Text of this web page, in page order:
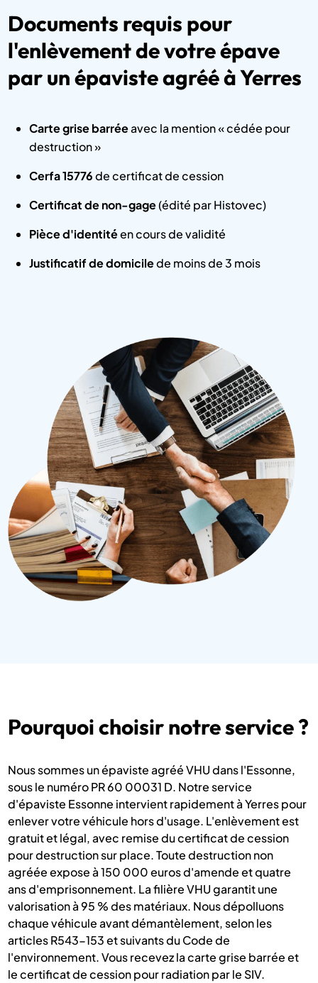
Documents requis pour
l'enlèvement de votre épave
par un épaviste agréé à Yerres
Carte grise barréeavec la mention « cédée pour
destruction »
Cerfa 15776de certificat de cession
Certificat de non-gage(édité par Histovec)
Pièce d'identitéen cours de validité
Justificatif de domicilede moins de 3 mois
Pourquoi choisir notre service ?
Nous sommes un épaviste agréé VHU dans l'Essonne,
sous le numéro PR 60 00031 D. Notre service
d'épaviste Essonne intervient rapidement à Yerres pour
enlever votre véhicule hors d'usage. L'enlèvement est
gratuit et légal, avec remise du certificat de cession
pour destruction sur place. Toute destruction non
agréée expose à 150 000 euros d'amende et quatre
ans d'emprisonnement. La filière VHU garantit une
valorisation à 95 % des matériaux. Nous dépolluons
chaque véhicule avant démantèlement, selon les
articles R543-153 et suivants du Code de
l'environnement. Vous recevez la carte grise barrée et
le certificat de cession pour radiation par le SIV.